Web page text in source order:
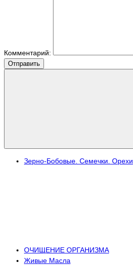
Комментарий:
Отправить
Зерно-Бобовые. Семечки. Орехи
ОЧИЩЕНИЕ ОРГАНИЗМА
Живые Масла